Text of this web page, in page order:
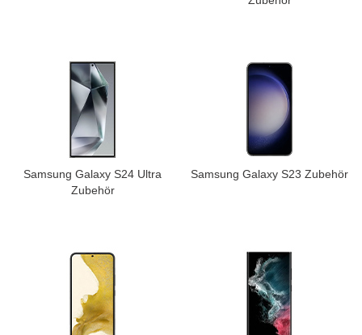
Samsung Galaxy S24 Ultra
Zubehör
Samsung Galaxy S23 Zubehör